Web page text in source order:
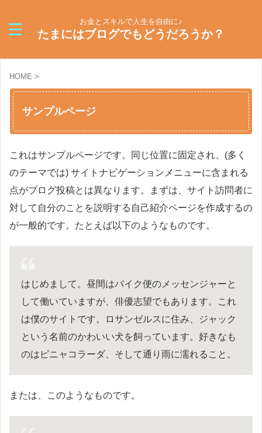
お金とスキルで人生を自由に♪
たまにはブログでもどうだろうか？
HOME >
サンプルページ
これはサンプルページです。同じ位置に固定され、(多く
のテーマでは) サイトナビゲーションメニューに含まれる
点がブログ投稿とは異なります。まずは、サイト訪問者に
対して自分のことを説明する自己紹介ページを作成するの
が一般的です。たとえば以下のようなものです。
はじめまして。昼間はバイク便のメッセンジャーと
して働いていますが、俳優志望でもあります。これ
は僕のサイトです。ロサンゼルスに住み、ジャック
という名前のかわいい犬を飼っています。好きなも
のはピニャコラーダ、そして通り雨に濡れること。
または、このようなものです。